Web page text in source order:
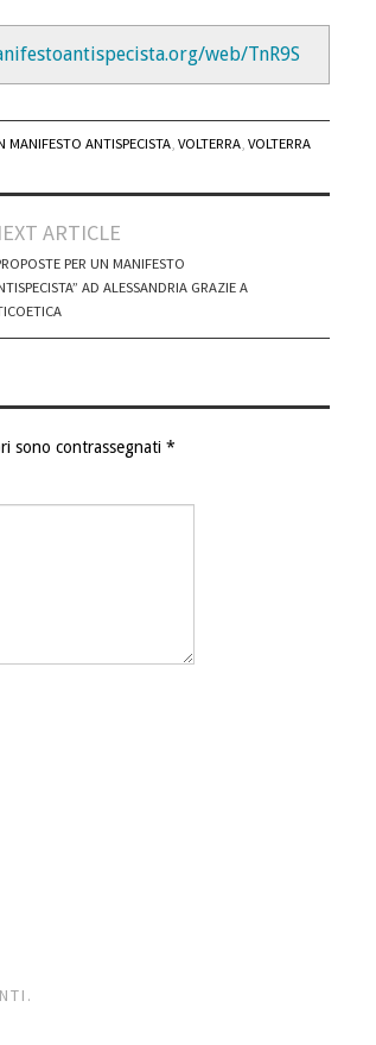
web/TnR9S
MANIFESTO ANTISPECISTA,VOLTERRA,VOLTERRA
ARTICLE
PER UN MANIFESTO
AD ALESSANDRIA GRAZIE A
sono contrassegnati *